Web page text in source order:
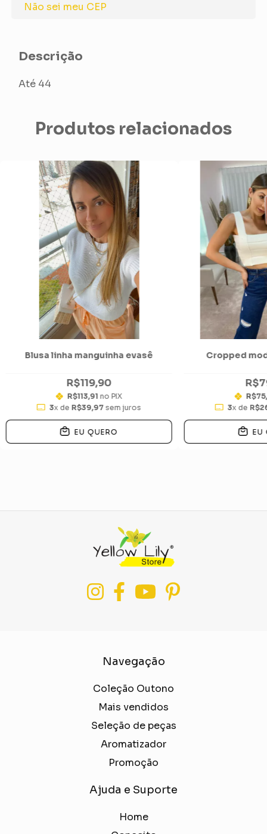
Não sei meu CEP
Descrição
Até 44
Produtos relacionados
Blusa linha manguinha evasê
R$119,90
R$113,91 no PIX
3x de R$39,97sem juros
EU QUERO
Cropped
3x de
EU
Navegação
Coleção Outono
Mais vendidos
Seleção de peças
Aromatizador
Promoção
Ajuda e Suporte
Home